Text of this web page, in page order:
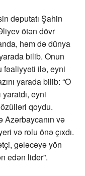
deputatı Şahin
ötən dövr
həm də dünya
bilib. Onun
fəaliyyəti ilə, eyni
yarada bilib: “O
eyni
qoydu.
Azərbaycanın və
və rolu önə çıxdı.
gələcəyə yön
edən lider”.